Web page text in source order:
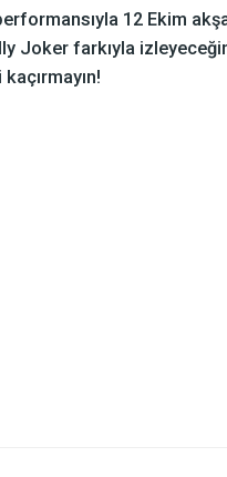
12 Ekim
Joker farkıyla